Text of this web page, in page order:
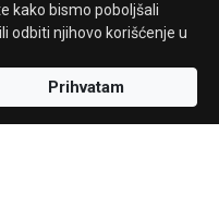
kako bismo poboljšali
odbiti njihovo korišćenje u
Prihvatam